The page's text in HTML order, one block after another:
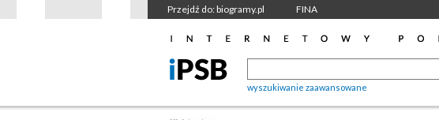
Przejdź do: biogramy.pl FINA
wyszukiwanie zaawansowane